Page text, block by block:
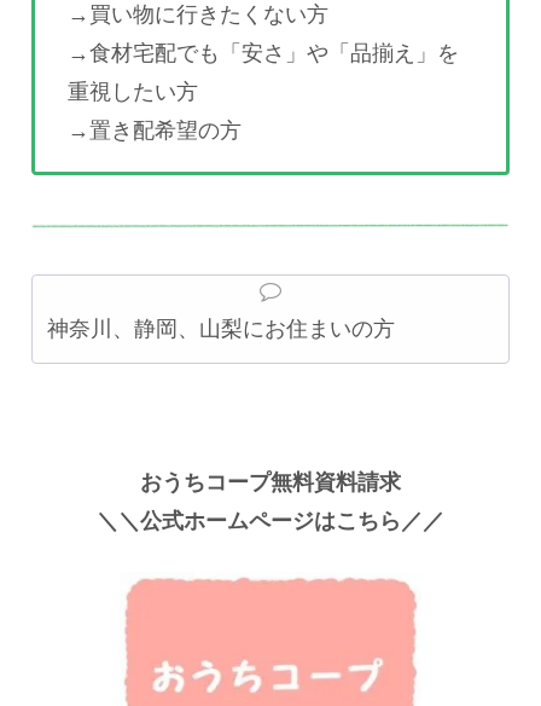
→買い物に行きたくない方
→食材宅配でも「安さ」や「品揃え」を
重視したい方
→置き配希望の方
神奈川、静岡、山梨にお住まいの方
おうちコープ無料資料請求
＼＼公式ホームページはこちら／／